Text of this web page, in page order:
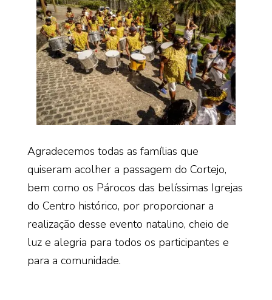
Agradecemos todas as famílias que
quiseram acolher a passagem do Cortejo,
bem como os Párocos das belíssimas Igrejas
do Centro histórico, por proporcionar a
realização desse evento natalino, cheio de
luz e alegria para todos os participantes e
para a comunidade.